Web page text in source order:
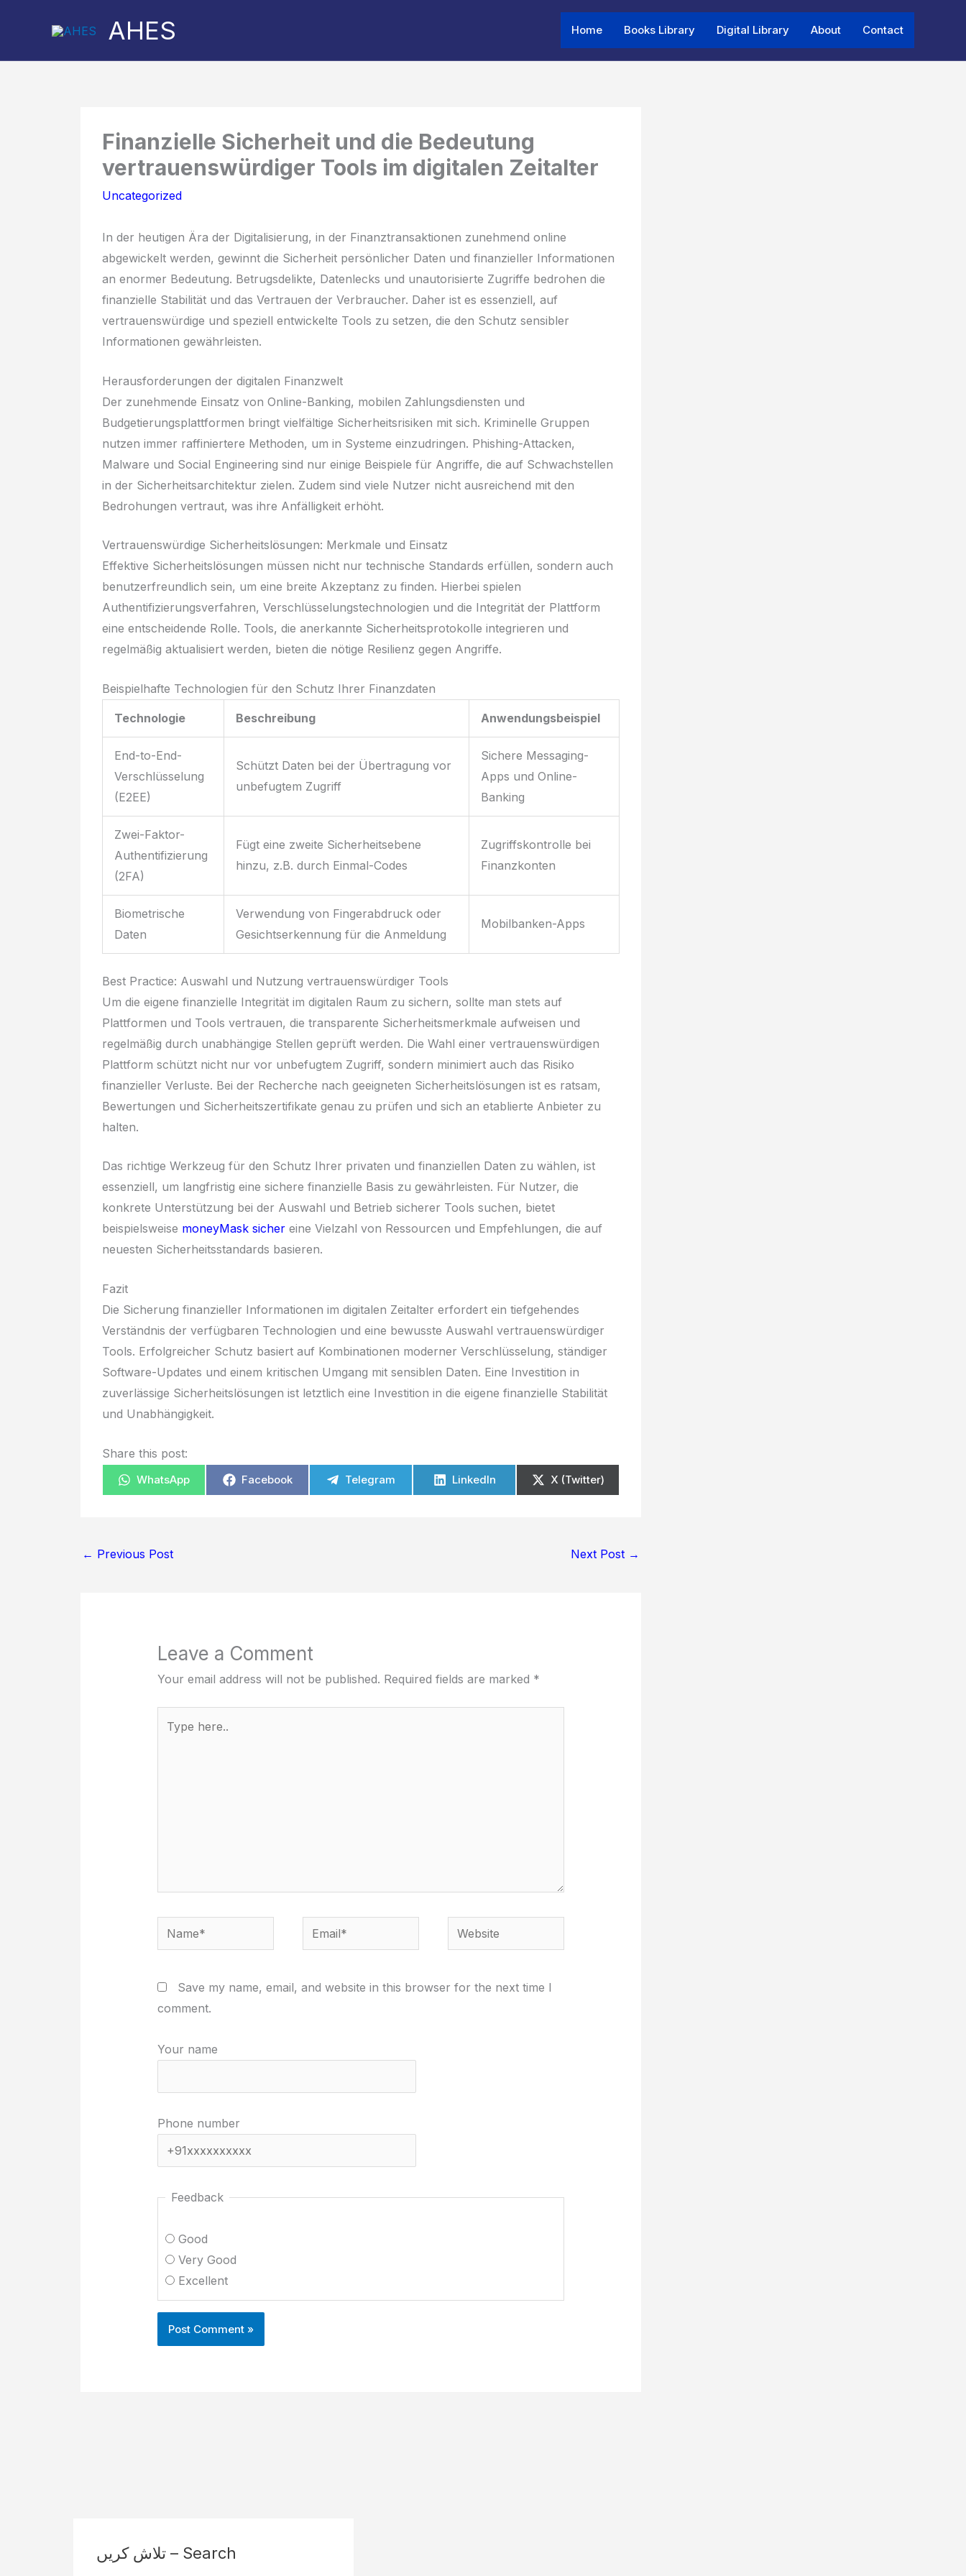
AHES Home Books Library Digital Library About Contact
Finanzielle Sicherheit und die Bedeutung
vertrauenswürdiger Tools im digitalen Zeitalter
Uncategorized
In der heutigen Ära der Digitalisierung, in der Finanztransaktionen zunehmend online
abgewickelt werden, gewinnt die Sicherheit persönlicher Daten und finanzieller Informationen
an enormer Bedeutung. Betrugsdelikte, Datenlecks und unautorisierte Zugriffe bedrohen die
finanzielle Stabilität und das Vertrauen der Verbraucher. Daher ist es essenziell, auf
vertrauenswürdige und speziell entwickelte Tools zu setzen, die den Schutz sensibler
Informationen gewährleisten.
Herausforderungen der digitalen Finanzwelt
Der zunehmende Einsatz von Online-Banking, mobilen Zahlungsdiensten und
Budgetierungsplattformen bringt vielfältige Sicherheitsrisiken mit sich. Kriminelle Gruppen
nutzen immer raffiniertere Methoden, um in Systeme einzudringen. Phishing-Attacken,
Malware und Social Engineering sind nur einige Beispiele für Angriffe, die auf Schwachstellen
in der Sicherheitsarchitektur zielen. Zudem sind viele Nutzer nicht ausreichend mit den
Bedrohungen vertraut, was ihre Anfälligkeit erhöht.
Vertrauenswürdige Sicherheitslösungen: Merkmale und Einsatz
Effektive Sicherheitslösungen müssen nicht nur technische Standards erfüllen, sondern auch
benutzerfreundlich sein, um eine breite Akzeptanz zu finden. Hierbei spielen
Authentifizierungsverfahren, Verschlüsselungstechnologien und die Integrität der Plattform
eine entscheidende Rolle. Tools, die anerkannte Sicherheitsprotokolle integrieren und
regelmäßig aktualisiert werden, bieten die nötige Resilienz gegen Angriffe.
Beispielhafte Technologien für den Schutz Ihrer Finanzdaten
Technologie Beschreibung Anwendungsbeispiel
End-to-End-
Verschlüsselung
(E2EE)
Schützt Daten bei der Übertragung vor
unbefugtem Zugriff
Sichere Messaging-
Apps und Online-
Banking
Zwei-Faktor-
Authentifizierung
(2FA)
Fügt eine zweite Sicherheitsebene
hinzu, z.B. durch Einmal-Codes
Zugriffskontrolle bei
Finanzkonten
Biometrische
Daten
Verwendung von Fingerabdruck oder
Gesichtserkennung für die Anmeldung
Mobilbanken-Apps
Best Practice: Auswahl und Nutzung vertrauenswürdiger Tools
Um die eigene finanzielle Integrität im digitalen Raum zu sichern, sollte man stets auf
Plattformen und Tools vertrauen, die transparente Sicherheitsmerkmale aufweisen und
regelmäßig durch unabhängige Stellen geprüft werden. Die Wahl einer vertrauenswürdigen
Plattform schützt nicht nur vor unbefugtem Zugriff, sondern minimiert auch das Risiko
finanzieller Verluste. Bei der Recherche nach geeigneten Sicherheitslösungen ist es ratsam,
Bewertungen und Sicherheitszertifikate genau zu prüfen und sich an etablierte Anbieter zu
halten.
Das richtige Werkzeug für den Schutz Ihrer privaten und finanziellen Daten zu wählen, ist
essenziell, um langfristig eine sichere finanzielle Basis zu gewährleisten. Für Nutzer, die
konkrete Unterstützung bei der Auswahl und Betrieb sicherer Tools suchen, bietet
beispielsweise moneyMask sicher eine Vielzahl von Ressourcen und Empfehlungen, die auf
neuesten Sicherheitsstandards basieren.
Fazit
Die Sicherung finanzieller Informationen im digitalen Zeitalter erfordert ein tiefgehendes
Verständnis der verfügbaren Technologien und eine bewusste Auswahl vertrauenswürdiger
Tools. Erfolgreicher Schutz basiert auf Kombinationen moderner Verschlüsselung, ständiger
Software-Updates und einem kritischen Umgang mit sensiblen Daten. Eine Investition in
zuverlässige Sicherheitslösungen ist letztlich eine Investition in die eigene finanzielle Stabilität
und Unabhängigkeit.
Share this post:
WhatsApp Facebook Telegram LinkedIn X (Twitter)
← Previous Post Next Post →
Leave a Comment
Your email address will not be published. Required fields are marked *
here..
Name* Email* Website
Save my name, email, and website in this browser for the next time I
comment.
Your name
Phone number
Feedback
Good
Very Good
Excellent
تلاش کریں – Search